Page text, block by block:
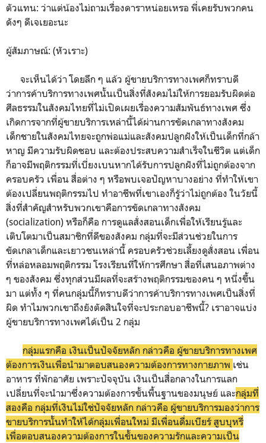
ตัวแทน: ว่าแต่น้องไม่ถามเรื่องดาราหน่อยเหรอ พี่เคยรับพวกคน
ดังๆ ดีเจเยอะนะ
ผู้สัมภาษณ์: (หัวเราะ)
จะเห็นได้ว่า โดยลึก ๆ แล้ว ผู้ขายบริการทางเพศก็ทราบดี
ว่าการค้าบริการทางเพศนั้นเป็นสิ่งที่สังคมไม่ให้การยอมรับผิดต่อ
ศีลธรรมในสังคมไทยที่ไม่เปิดเผยเรื่องความสัมพันธ์ทางเพศ ซึ่ง
เกิดการจากที่ผู้ขายบริการเหล่านี้ได้ผ่านการขัดเกลาทางสังคม
เด็กชายในสังคมไทยจะถูกพ่อแม่และสังคมปลูกฝังให้เป็นเด็กที่กล้า
หาญ มีความรับผิดชอบ และต้องประสบความสำเร็จในชีวิต แต่เด็ก
ก็อาจมีพฤติกรรมที่เบี่ยงเบนหากได้รับการปลูกฝังที่ไม่ถูกต้องจาก
ครอบครัว เพื่อน สื่อต่าง ๆ หรือพบเจอปัญหาบางอย่าง ที่ทำให้เขา
ต้องเปลี่ยนพฤติกรรมไป ทำอาชีพที่เขาเองก็รู้ว่าไม่ถูกต้อง ในวัยนี้
สิ่งที่สำคัญสำหรับพวกเขาคือการขัดเกลาทางสังคม
(socialization) หรือก็คือ การดูแลสั่งสอนเด็กเพื่อให้เรียนรู้และ
เติบโตมาเป็นสมาชิกที่ดีของสังคม กลุ่มที่จะมีส่วนช่วยในการ
ขัดเกลาเด็กและเยาวชนเหล่านี้ ครอบครัวช่วยเลี้ยงดูสั่งสอน เพื่อน
ที่หล่อหลอมพฤติกรรม โรงเรียนที่ให้การศึกษา สื่อที่เสนอภาพต่าง
ๆ ของสังคม ซึ่งทุกส่วนมีผลที่จะสร้างพฤติกรรมของคน ๆ หนึ่งขึ้น
มา แต่ทั้ง ๆ ที่คนกลุ่มนี้ก็ทราบดีว่าการค้าบริการทางเพศเป็นสิ่งที่
ผิด ทำไมพวกเขาถึงยังตัดสินใจที่จะประกอบอาชีพนี้? เราอาจแบ่ง
ผู้ขายบริการทางเพศได้เป็น 2 กลุ่ม
กลุ่มแรกคือ เงินเป็นปัจจัยหลัก กล่าวคือ ผู้ขายบริการทางเพศ
ต้องการเงินเพื่อนำมาตอบสนองความต้องการทางกายภาพ เช่น
อาหาร ที่พักอาศัย เพราะปัจจุบัน เงินเป็นสื่อกลางในการแลก
เปลี่ยนที่จะนำมาซึ่งความต้องการขั้นพื้นฐานของมนุษย์ และกลุ่มที่
สองคือ กลุ่มที่เงินไม่ใช่ปัจจัยหลัก กล่าวคือ ผู้ขายบริการมองว่าการ
ขายบริการนั้นทำให้ได้กลุ่มเพื่อนใหม่ มีเพื่อนดื่มเบียร์ สูบบุหรี่
เพื่อตอบสนองความต้องการในขั้นของความรักและความเป็น